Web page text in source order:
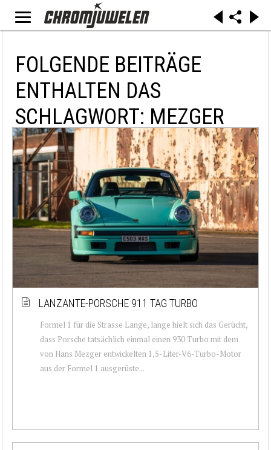
FOLGENDE BEITRÄGE
ENTHALTEN DAS
SCHLAGWORT: MEZGER
LANZANTE-PORSCHE 911 TAG TURBO
Formel 1 für die Strasse Lange, lange hielt sich das Gerücht,
dass Porsche tatsächlich einmal einen 930 Turbo mit dem
von Hans Mezger entwickelten 1,5-Liter-V6-Turbo-Motor
aus der Formel 1 ausgerüste...